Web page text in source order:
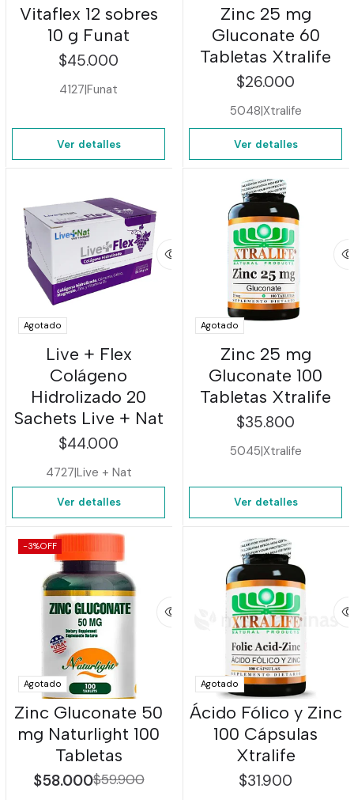
Vitaflex 12 sobres
10 g Funat
$45.000
4127|Funat
Ver detalles
Zinc 25 mg
Gluconate 60
Tabletas Xtralife
$26.000
5048|Xtralife
Ver detalles
Agotado
Live + Flex
Colágeno
Hidrolizado 20
Sachets Live + Nat
$44.000
4727|Live + Nat
Ver detalles
Agotado
Zinc 25 mg
Gluconate 100
Tabletas Xtralife
$35.800
5045|Xtralife
Ver detalles
-3%OFF
Agotado
Zinc Gluconate 50
mg Naturlight 100
Tabletas
$58.000$59.900
Agotado
Ácido Fólico y Zinc
100 Cápsulas
Xtralife
$31.900